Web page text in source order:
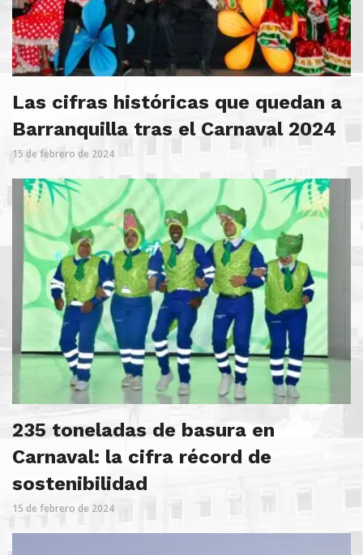
Las cifras históricas que quedan a
Barranquilla tras el Carnaval 2024
15 de febrero de 2024
235 toneladas de basura en
Carnaval: la cifra récord de
sostenibilidad
15 de febrero de 2024